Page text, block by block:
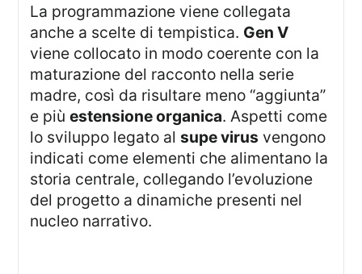
La programmazione viene collegata
anche a scelte di tempistica. Gen V
viene collocato in modo coerente con la
maturazione del racconto nella serie
madre, così da risultare meno “aggiunta”
e piùestensione organica. Aspetti come
lo sviluppo legato alsupe virus vengono
indicati come elementi che alimentano la
storia centrale, collegando l’evoluzione
del progetto a dinamiche presenti nel
nucleo narrativo.